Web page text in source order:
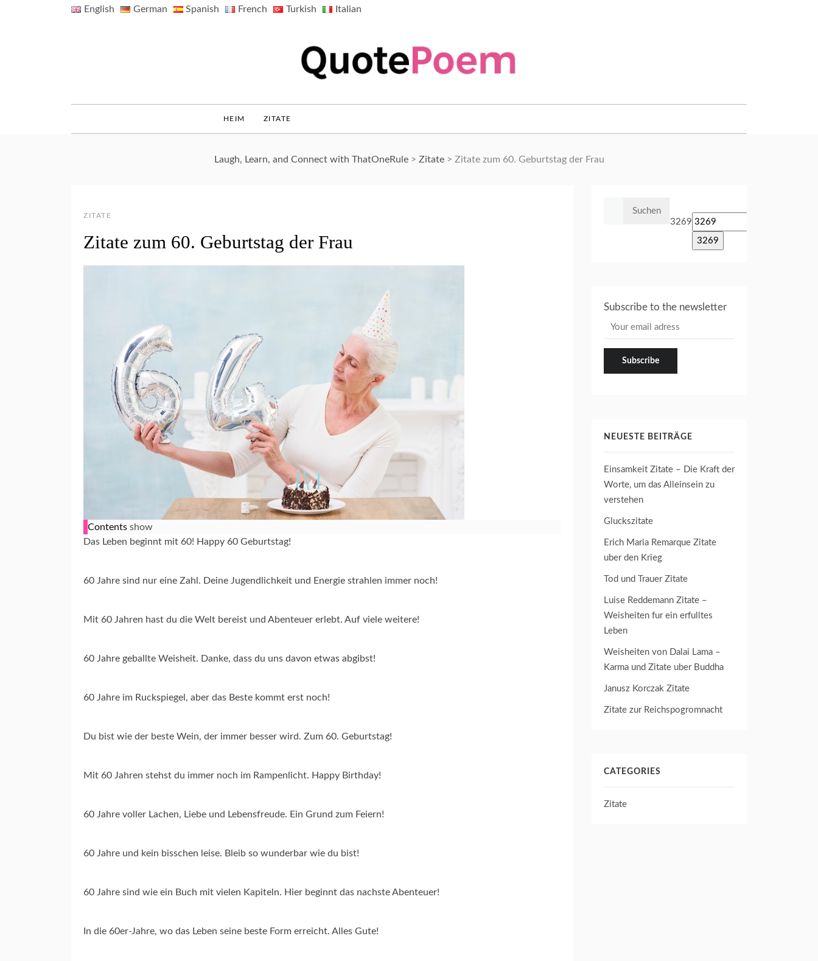
English German Spanish French Turkish Italian
HEIM ZITATE
Laugh, Learn, and Connect with ThatOneRule> Zitate> Zitate zum 60. Geburtstag der Frau
ZITATE
Zitate zum 60. Geburtstag der Frau
Contents show
Das Leben beginnt mit 60! Happy 60 Geburtstag!
60 Jahre sind nur eine Zahl. Deine Jugendlichkeit und Energie strahlen immer noch!
Mit 60 Jahren hast du die Welt bereist und Abenteuer erlebt. Auf viele weitere!
60 Jahre geballte Weisheit. Danke, dass du uns davon etwas abgibst!
60 Jahre im Ruckspiegel, aber das Beste kommt erst noch!
Du bist wie der beste Wein, der immer besser wird. Zum 60. Geburtstag!
Mit 60 Jahren stehst du immer noch im Rampenlicht. Happy Birthday!
60 Jahre voller Lachen, Liebe und Lebensfreude. Ein Grund zum Feiern!
60 Jahre und kein bisschen leise. Bleib so wunderbar wie du bist!
60 Jahre sind wie ein Buch mit vielen Kapiteln. Hier beginnt das nachste Abenteuer!
In die 60er-Jahre, wo das Leben seine beste Form erreicht. Alles Gute!
3269
Subscribe to the newsletter
NEUESTE BEITRÄGE
Einsamkeit Zitate – Die Kraft der
Worte, um das Alleinsein zu
verstehen
Gluckszitate
Erich Maria Remarque Zitate
uber den Krieg
Tod und Trauer Zitate
Luise Reddemann Zitate –
Weisheiten fur ein erfulltes
Leben
Weisheiten von Dalai Lama –
Karma und Zitate uber Buddha
Janusz Korczak Zitate
Zitate zur Reichspogromnacht
CATEGORIES
Zitate